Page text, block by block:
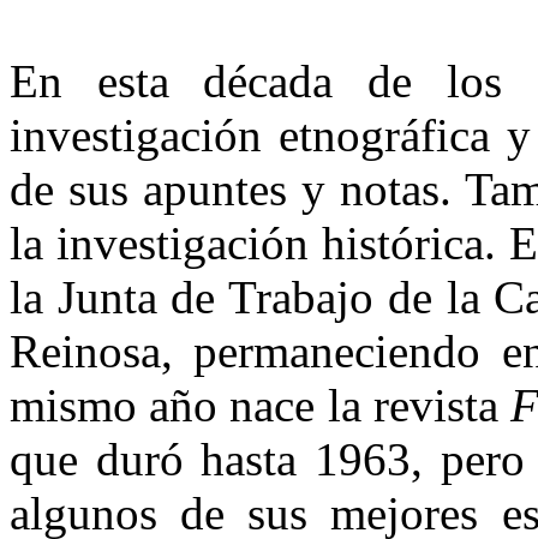
En esta década de
investigación etnográfica
de sus apuntes y notas.
la investigación histórica.
la Junta de Trabajo de la
Reinosa, permaneciendo
mismo año nace la revista
que duró hasta 1963,
algunos de sus mejores